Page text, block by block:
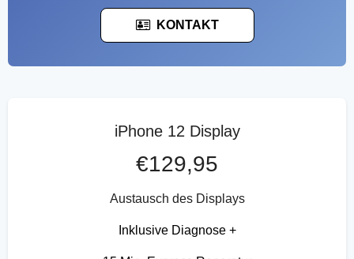
KONTAKT
iPhone 12 Display
€129,95
Austausch des Displays
Inklusive Diagnose +